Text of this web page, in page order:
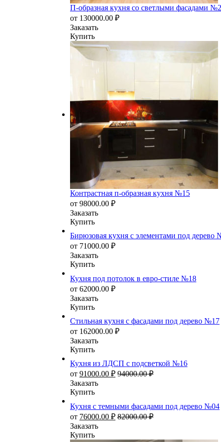
П-образная кухня со светлыми фасадами
от 130000.00 ₽
Заказать
Купить
Контрастная п-образная кухня №15
от 98000.00 ₽
Заказать
Купить
Бирюзовая кухня с элементами под дерево
от 71000.00 ₽
Заказать
Купить
Кухня под потолок в евро-стиле №18
от 62000.00 ₽
Заказать
Купить
Стильная кухня с фасадами под дерево №17
от 162000.00 ₽
Заказать
Купить
Кухня из ЛДСП с подсветкой №16
от 91000.00 ₽ 94000.00₽
Заказать
Купить
Кухня с темными фасадами под дерево №04
от 76000.00 ₽ 82000.00₽
Заказать
Купить